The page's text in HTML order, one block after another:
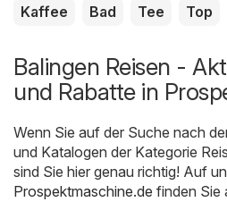
Kaffee Bad Tee Top
Balingen Reisen -
und Rabatte in
Wenn Sie auf der Suche nach
und Katalogen der Kategorie
sind Sie hier genau richtig! Auf
Prospektmaschine.de finden Sie